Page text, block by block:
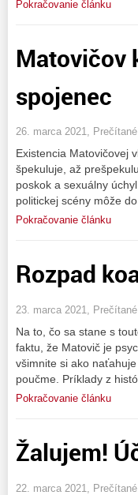
Pokračovanie článku
Matovičov
spojenec
26. marca 2021,
Existencia Matovičovej
špekuluje, až
poskok a sexuálny
politickej scény môže
Pokračovanie článku
Rozpad
23. marca 2021, Prečítané
Na to, čo sa stane s
faktu, že Matovič je
všimnite si ako
poučme. Príklady z
Pokračovanie článku
Žalujem!
22. marca 2021, Prečítané